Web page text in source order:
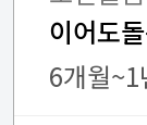
이어도
6개월